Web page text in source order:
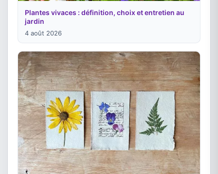
Plantes vivaces : définition, choix et entretien au
jardin
4 août 2026